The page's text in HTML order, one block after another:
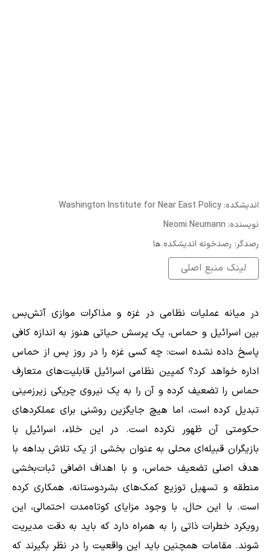
Washington Institute for Near East Policy :اندیشکده
Neomi Neumann :نویسنده
رصدخونه اندیشکده ها :رصدگر
لینک منبع اصلی
در میانه عملیات نظامی در غزه و مذاکرات موازی آتش‌بس
بین اسرائیل و حماس، یک پرسش حیاتی هنوز به اندازه کافی
پاسخ داده نشده است: چه کسی غزه را در روز پس از حماس
اداره خواهد کرد؟ کمپین نظامی اسرائیل قابلیت‌های متعارف
حماس را تضعیف کرده و آن را به یک نیروی چریکی زیرزمینی
تبدیل کرده است، اما هیچ جایگزین روشنی برای عملکردهای
حکومتی آن ظهور نکرده است. در این خلاء، اسرائیل با
بازیگران قبیله‌ای محلی به عنوان بخشی از یک تلاش بداهه با
هدف اصلی تضعیف حماس، و با اهداف اضافی ثبات‌بخشی
منطقه و تسهیل توزیع کمک‌های بشردوستانه، همکاری کرده
است. با این حال، با وجود مزایای کوتاه‌مدت احتمالی، این
رویکرد خطرات ذاتی را به همراه دارد که باید به دقت مدیریت
شوند. مقامات همچنین باید این واقعیت را در نظر بگیرند که